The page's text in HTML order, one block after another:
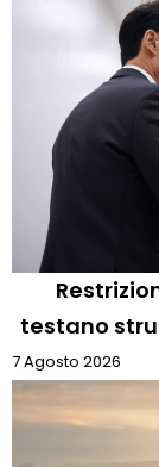
testano
7 Agosto 2026